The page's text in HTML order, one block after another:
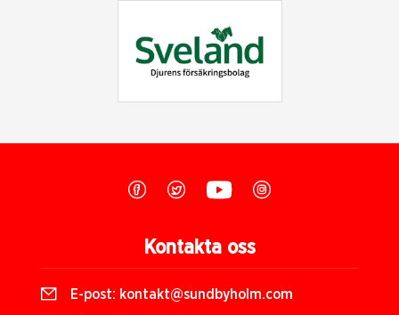
Kontakta oss
E-post: kontakt@sundbyholm.com